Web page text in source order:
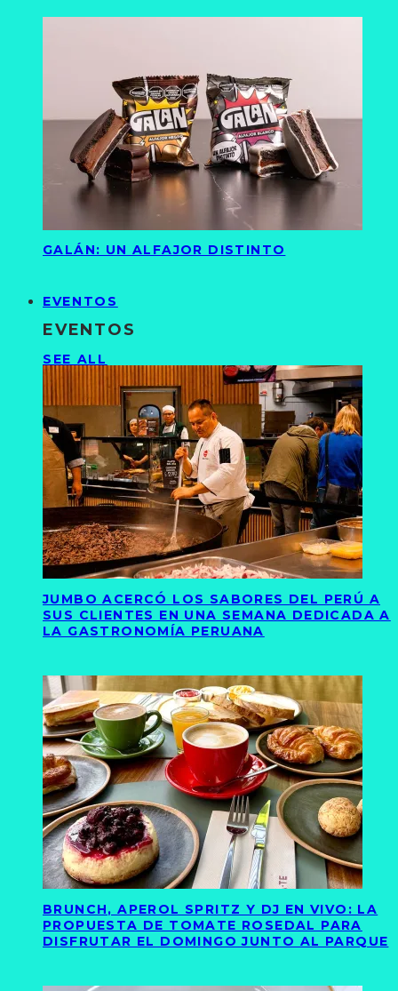
GALÁN: UN ALFAJOR DISTINTO
EVENTOS
EVENTOS
SEE ALL
JUMBO ACERCÓ LOS SABORES DEL PERÚ A
SUS CLIENTES EN UNA SEMANA DEDICADA A
LA GASTRONOMÍA PERUANA
BRUNCH, APEROL SPRITZ Y DJ EN VIVO: LA
PROPUESTA DE TOMATE ROSEDAL PARA
DISFRUTAR EL DOMINGO JUNTO AL PARQUE